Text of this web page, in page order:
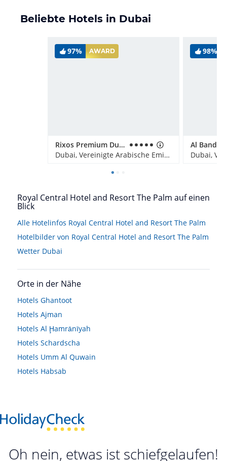
Beliebte Hotels in Dubai
97% AWARD
Rixos Premium Dubai JBR
Dubai, Vereinigte Arabische Emirate
98%
Royal Central Hotel and Resort The Palm auf einen
Blick
Alle Hotelinfos Royal Central Hotel and Resort The Palm
Hotelbilder von Royal Central Hotel and Resort The Palm
Wetter Dubai
Orte in der Nähe
Hotels Ghantoot
Hotels Ajman
Hotels Al Ḩamrānīyah
Hotels Schardscha
Hotels Umm Al Quwain
Hotels Habsab
Oh nein, etwas ist schiefgelaufen!